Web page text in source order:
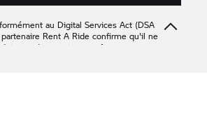
au Digital Services Act (DSA
Rent A Ride confirme qu'il ne
ou des services conformes aux